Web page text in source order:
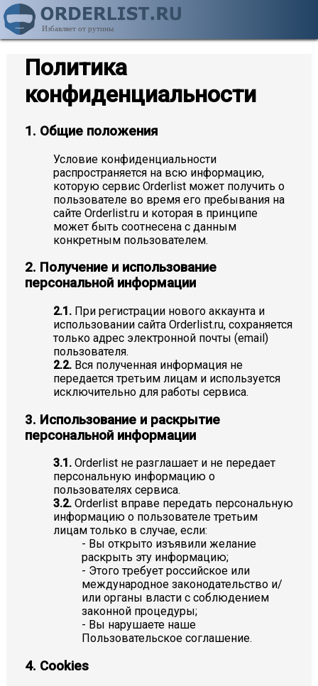
Избавляет от рутины
Политика
конфиденциальности
1. Общие положения
Условие конфиденциальности
распространяется на всю информацию,
которую сервис Orderlist может получить о
пользователе во время его пребывания на
сайте Orderlist.ru и которая в принципе
может быть соотнесена с данным
конкретным пользователем.
2. Получение и использование
персональной информации
2.1.При регистрации нового аккаунта и
использовании сайта Orderlist.ru, сохраняется
только адрес электронной почты (email)
пользователя.
2.2.Вся полученная информация не
передается третьим лицам и используется
исключительно для работы сервиса.
3. Использование и раскрытие
персональной информации
3.1.Orderlist не разглашает и не передает
персональную информацию о
пользователях сервиса.
3.2.Orderlist вправе передать персональную
информацию о пользователе третьим
лицам только в случае, если:
- Вы открыто изъявили желание
раскрыть эту информацию;
- Этого требует российское или
международное законодательство и/
или органы власти с соблюдением
законной процедуры;
- Вы нарушаете наше
Пользовательское соглашение.
4. Cookies